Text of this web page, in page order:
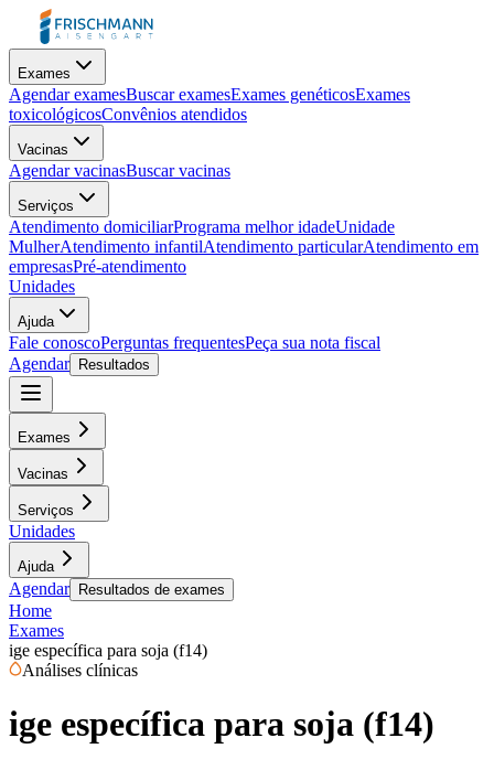
Exames
Agendar examesBuscar examesExames genéticosExames
toxicológicosConvênios atendidos
Vacinas
Agendar vacinasBuscar vacinas
Serviços
Atendimento domiciliarPrograma melhor idadeUnidade
MulherAtendimento infantilAtendimento particularAtendimento em
empresasPré-atendimento
Unidades
Ajuda
Fale conoscoPerguntas frequentesPeça sua nota fiscal
Agendar
Resultados
Exames
Vacinas
Serviços
Unidades
Ajuda
Agendar Resultados de exames
Home
Exames
ige específica para soja (f14)
Análises clínicas
ige específica para soja (f14)